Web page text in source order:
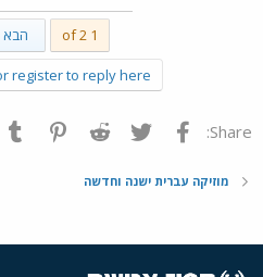
1 of 2 הבא
register to reply here.
Share: פייסבוק Twitter
Reddit
מוזיקה עברית ישנה וחדשה